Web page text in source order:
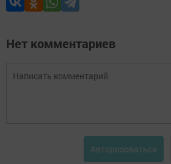
Нет комментариев
Авторизоваться